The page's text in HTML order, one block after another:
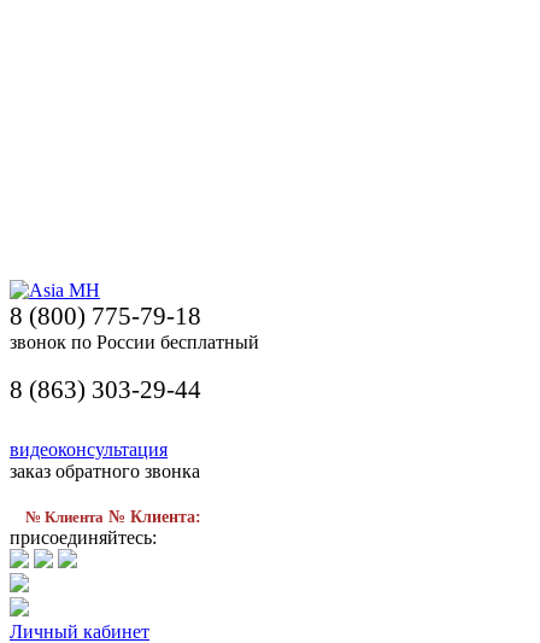
8 (800) 775-79-18
звонок по России бесплатный
8 (863) 303-29-44
видеоконсультация
заказ обратного звонка
№ Клиента № Клиента:
присоединяйтесь:
Личный кабинет